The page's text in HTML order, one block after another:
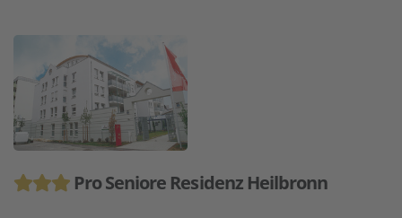
Pro Seniore Residenz Heilbronn